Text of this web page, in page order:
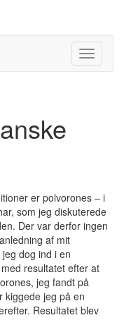
Toggle
er polvorones – i
som jeg diskuterede
Der var derfor ingen
af mit
dog ind i en
resultatet efter at
jeg fandt på
kiggede jeg på en
Resultatet blev